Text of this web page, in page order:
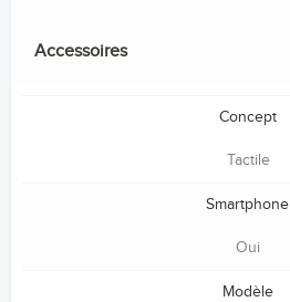
Accessoires
Concept
Tactile
Smartphone
Oui
Modèle